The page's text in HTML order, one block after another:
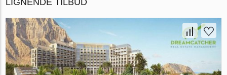
LIGNENDE TILBUD